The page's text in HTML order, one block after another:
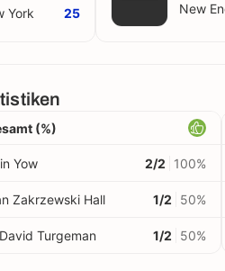
York 25
(%)
Yow 2/2 100%
Zakrzewski Hall 1/2 50%
Turgeman 1/2 50%